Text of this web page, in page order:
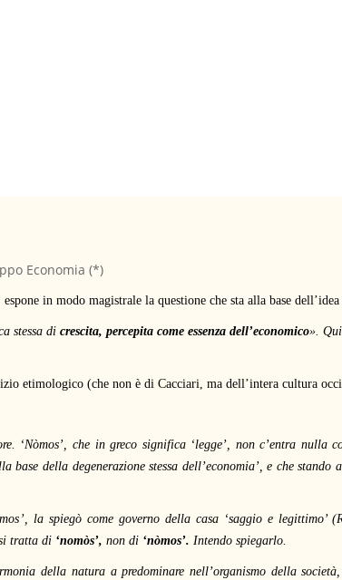
Economia (*)
espone in modo magistrale la questione che sta alla base
stessa di crescita, percepita come essenza dell’economico».
etimologico (che non è di Cacciari, ma dell’intera cultura
‘Nòmos’, che in greco significa ‘legge’, non c’entra nulla
della degenerazione stessa dell’economia’, e che stando
la spiegò come governo della casa ‘saggio e legittimo’
tratta di ‘nomòs’, non di ‘nòmos’. Intendo spiegarlo.
della natura a predominare nell’organismo della